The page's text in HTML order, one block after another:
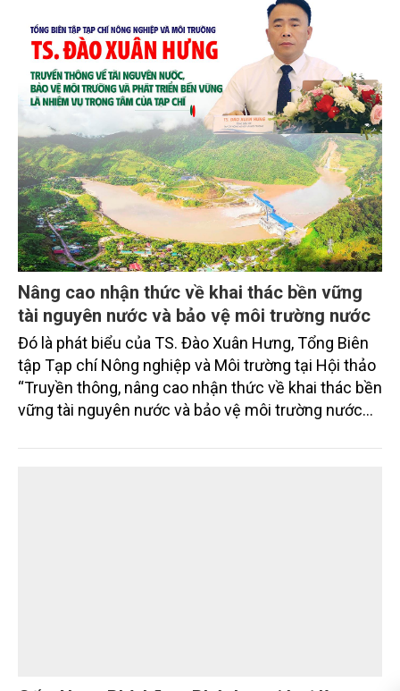
Nâng cao nhận thức về khai thác bền vững
tài nguyên nước và bảo vệ môi trường nước
Đó là phát biểu của TS. Đào Xuân Hưng, Tổng Biên
tập Tạp chí Nông nghiệp và Môi trường tại Hội thảo
“Truyền thông, nâng cao nhận thức về khai thác bền
vững tài nguyên nước và bảo vệ môi trường nước
trường phối hợp với Sở Nông nghiệp và Môi trường